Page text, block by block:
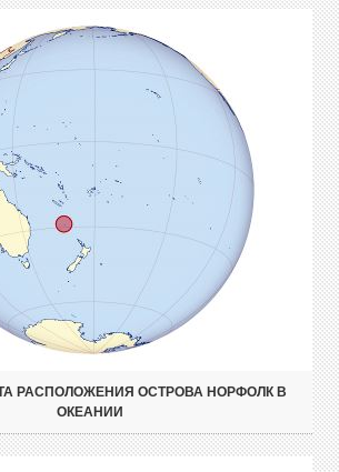
РАСПОЛОЖЕНИЯ ОСТРОВА НОРФОЛК В
ОКЕАНИИ